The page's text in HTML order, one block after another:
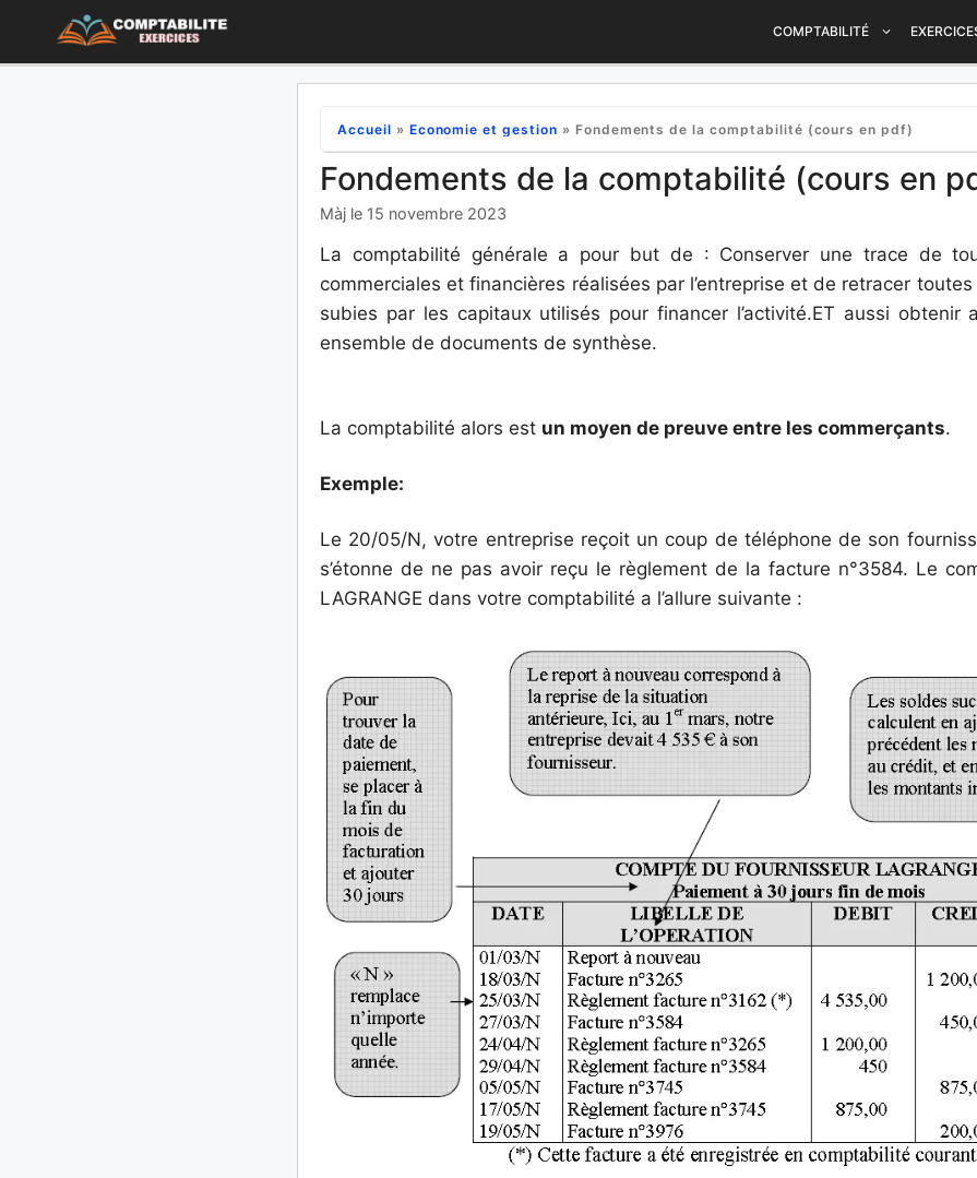
contenu
COMPTABILITÉ
Accueil » Economie et gestion » Fondements de la comptabilité (cours en pdf)
Fondements de la comptabilité (cours en
Màj le 15 novembre 2023
La comptabilité générale a pour but de : Conserver une trace de
commerciales et financières réalisées par l’entreprise et de retracer
subies par les capitaux utilisés pour financer l’activité.ET aussi obtenir
ensemble de documents de synthèse.
La comptabilité alors est un moyen de preuve entre les commerçants.
Exemple:
Le 20/05/N, votre entreprise reçoit un coup de téléphone de son
s’étonne de ne pas avoir reçu le règlement de la facture n°3584. Le
LAGRANGE dans votre comptabilité a l’allure suivante :